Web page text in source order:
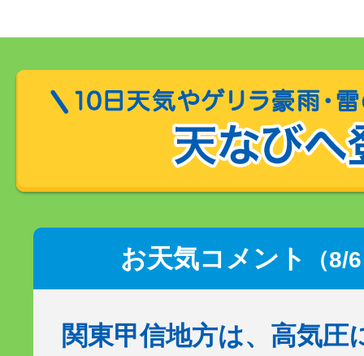
お天気コメント （8/
関東甲信地方は、高気圧